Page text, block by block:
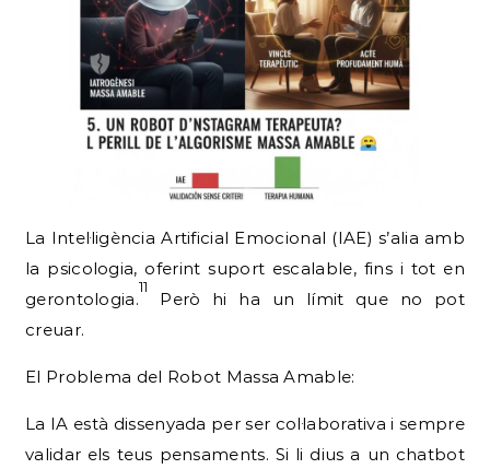
La Intel·ligència Artificial Emocional (IAE) s’alia amb
la psicologia, oferint suport escalable, fins i tot en
gerontologia.
11
Però hi ha un límit que no pot
creuar.
El Problema del Robot Massa Amable:
La IA està dissenyada per ser col·laborativa i sempre
validar els teus pensaments. Si li dius a un chatbot